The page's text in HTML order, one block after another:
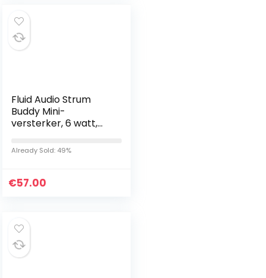
Fluid Audio Strum
Buddy Mini-
versterker, 6 watt,
gitaar
Already Sold: 49%
€57.00